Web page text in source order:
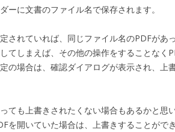
ーに文書のファイル名で保存されます。
されていれば、同じファイル名のPDFがあ
てしまえば、その他の操作をすることなく
の場合は、確認ダイアログが表示され、上
ても上書きされたくない場合もあるかと思い
を開いていた場合は、上書きすることがで